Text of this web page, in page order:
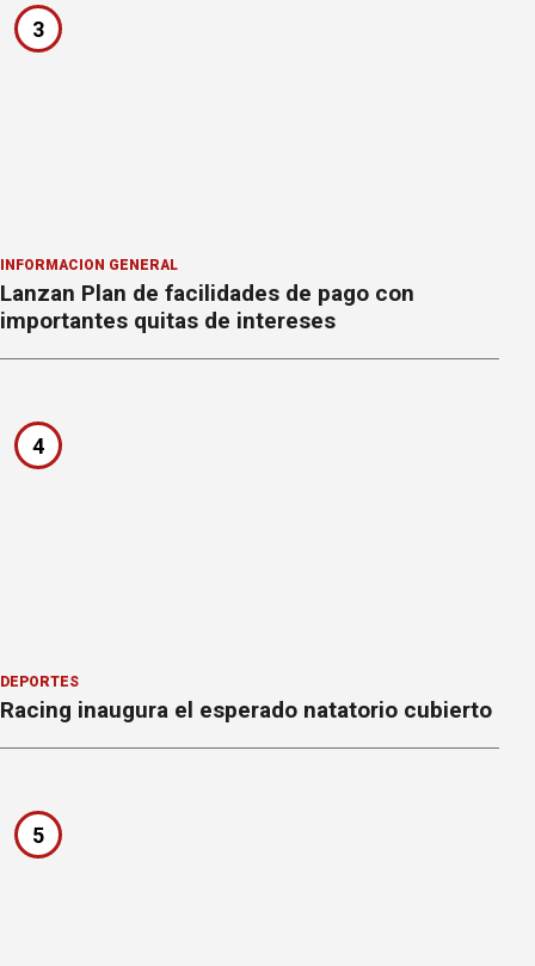
3
INFORMACION GENERAL
Lanzan Plan de facilidades de pago con
importantes quitas de intereses
4
DEPORTES
Racing inaugura el esperado natatorio cubierto
5